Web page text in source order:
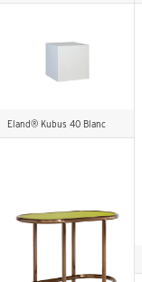
Eland® Kubus 40 Blanc